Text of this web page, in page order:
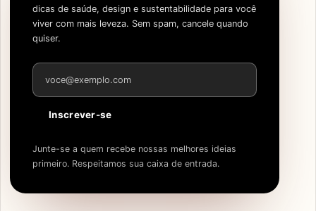
dicas de saúde, design e sustentabilidade para você
viver com mais leveza. Sem spam, cancele quando
quiser.
Endereço de e-mail
Inscrever-se
Junte-se a quem recebe nossas melhores ideias
primeiro. Respeitamos sua caixa de entrada.